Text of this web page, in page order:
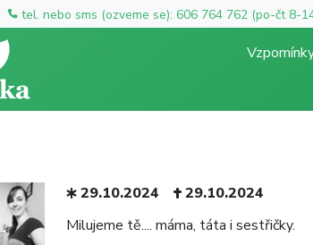
tel. nebo sms (ozveme se): 606 764 762 (po-čt 8-
29.10.2024
29.10.2024
Milujeme tě.... máma, táta i sestřičky.